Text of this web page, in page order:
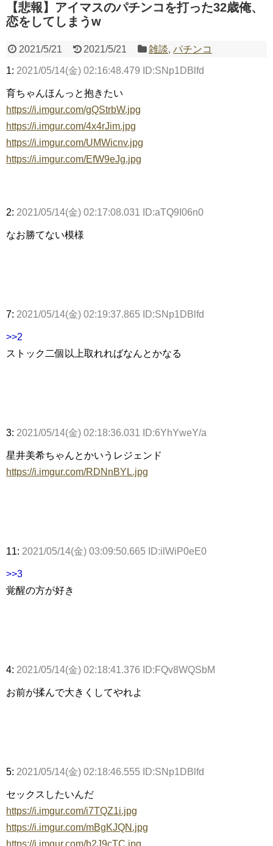
【悲報】アイマスのパチンコを打った32歳俺、
恋をしてしまうw
2021/5/21 2021/5/21 雑談,パチンコ
1: 2021/05/14(金) 02:16:48.479 ID:SNp1DBlfd
育ちゃんほんっと抱きたい
https://i.imgur.com/gQStrbW.jpg
https://i.imgur.com/4x4rJim.jpg
https://i.imgur.com/UMWicnv.jpg
https://i.imgur.com/EfW9eJg.jpg
2: 2021/05/14(金) 02:17:08.031 ID:aTQ9I06n0
なお勝てない模様
7: 2021/05/14(金) 02:19:37.865 ID:SNp1DBlfd
>>2
ストック二個以上取れればなんとかなる
3: 2021/05/14(金) 02:18:36.031 ID:6YhYweY/a
星井美希ちゃんとかいうレジェンド
https://i.imgur.com/RDNnBYL.jpg
11: 2021/05/14(金) 03:09:50.665 ID:ilWiP0eE0
>>3
覚醒の方が好き
4: 2021/05/14(金) 02:18:41.376 ID:FQv8WQSbM
お前が揉んで大きくしてやれよ
5: 2021/05/14(金) 02:18:46.555 ID:SNp1DBlfd
セックスしたいんだ
https://i.imgur.com/i7TQZ1i.jpg
https://i.imgur.com/mBgKJQN.jpg